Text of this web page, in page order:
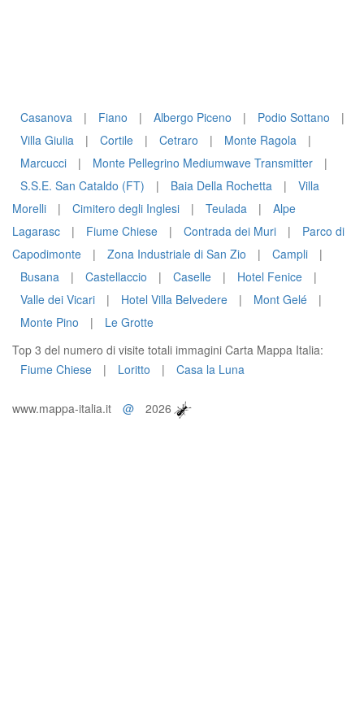
Casanova | Fiano | Albergo Piceno | Podio Sottano
|
Villa Giulia
| Cortile | Cetraro | Monte Ragola
|
Marcucci
| Monte Pellegrino Mediumwave Transmitter
|
S.S.E. San Cataldo (FT)
| Baia Della Rochetta |
Villa
Morelli
| Cimitero degli Inglesi | Teulada |
Alpe
Lagarasc
| Fiume Chiese | Contrada dei Muri |
Parco di
Capodimonte
| Zona Industriale di San Zio | Campli
|
Busana
| Castellaccio | Caselle | Hotel Fenice
|
Valle dei Vicari
| Hotel Villa Belvedere | Mont Gelé
|
Monte Pino
|
Le Grotte
Top 3 del numero di visite totali immagini Carta Mappa Italia:
Fiume Chiese
| Loritto | Casa la Luna
www.mappa-italia.it @ 2026